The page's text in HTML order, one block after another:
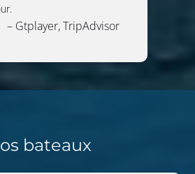
– Gtplayer, TripAdvisor
bateaux